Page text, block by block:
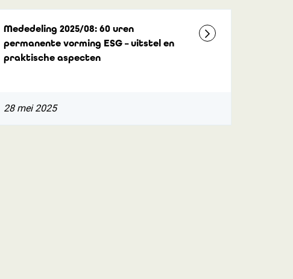
Mededeling 2025/08: 60 uren
permanente vorming ESG – uitstel en
praktische aspecten
28 mei 2025